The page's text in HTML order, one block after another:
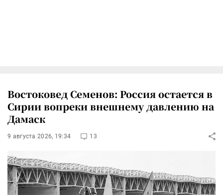
Востоковед Семенов: Россия остается в
Сирии вопреки внешнему давлению на
Дамаск
9 августа 2026, 19:34 13